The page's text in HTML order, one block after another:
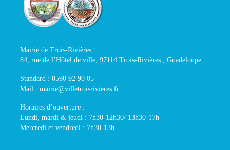
Mairie de Trois-Rivières
84, rue de l’Hôtel de ville, 97114 Trois-Rivières , Guadeloupe
Standard : 0590 92 90 05
Mail : mairie@villetroisrivieres.fr
Horaires d’ouverture :
Lundi, mardi & jeudi : 7h30-12h30/ 13h30-17h
Mercredi et vendredi : 7h30-13h